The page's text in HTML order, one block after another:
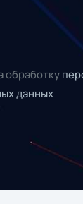
обработку
данных